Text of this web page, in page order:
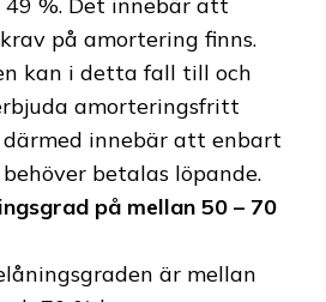
49 %. Det innebär att
på amortering finns.
kan i detta fall till och
amorteringsfritt
innebär att enbart
betalas löpande.
på mellan 50 – 70
är mellan